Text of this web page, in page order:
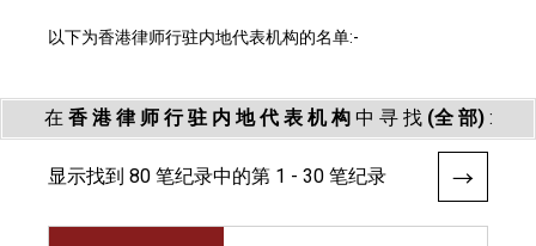
以下为香港律师行驻内地代表机构的名单:-
在 香 港 律 师 行 驻 内 地 代 表 机 构中 寻 找 (全 部):
显示找到 80 笔纪录中的第 1 - 30 笔纪录